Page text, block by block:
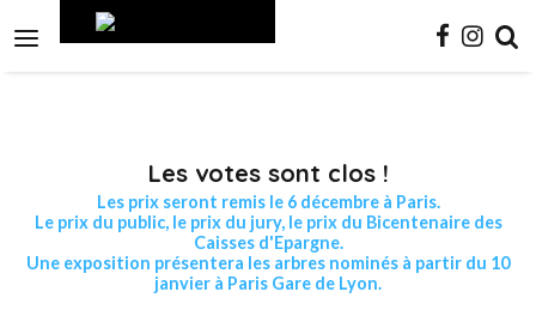
contenu.

Les votes sont clos !
Les prix seront remis le 6 décembre à Paris.
Le prix du public, le prix du jury, le prix du Bicentenaire des
Caisses d'Epargne.
Une exposition présentera les arbres nominés à partir du 10
janvier à Paris Gare de Lyon.